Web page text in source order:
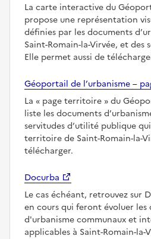
La carte interactive du
propose une représentation
définies par les documents
Saint-Romain-la-Virvée, et des
Elle permet aussi de
Géoportail de l’urbanisme –
La
page territoire
du
liste les documents
servitudes d’utilité publique
territoire de Saint-Romain-la-
télécharger.
Docurba
Le cas échéant, retrouvez sur
en cours qui feront évoluer les
d'urbanisme communaux et
applicables à Saint-Romain-la-